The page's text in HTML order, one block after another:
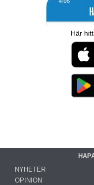
Här
NYHETER
OPINION